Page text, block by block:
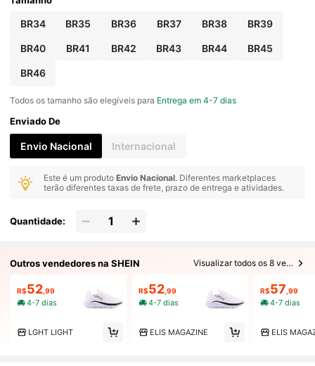
BR34 BR35 BR36 BR37 BR38 BR39
BR40 BR41 BR42 BR43 BR44 BR45
BR46
Todos os tamanho são elegíveis para Entrega em 4-7 dias
Enviado De
Envio Nacional Internacional
Este é um produtoEnvio Nacional. Diferentes marketplaces
terão diferentes taxas de frete, prazo de entrega e atividades.
Quantidade:
Outros vendedores na SHEIN Visualizar todos os 8 vendedores
R$52,99
4-7 dias
LGHT LIGHT
R$52,99
4-7 dias
ELIS MAGAZINE
R$57 ,99
4-7 dias
ELIS